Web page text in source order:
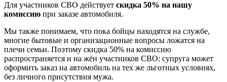
Для участников СВО действует скидка 50% на нашу
комиссию при заказе автомобиля.
Мы также понимаем, что пока бойцы находятся на службе,
многие бытовые и организационные вопросы ложатся на
плечи семьи. Поэтому скидка 50% на комиссию
распространяется и на жён участников СВО: супруга может
оформить заказ на автомобиль на тех же льготных условиях,
без личного присутствия мужа.